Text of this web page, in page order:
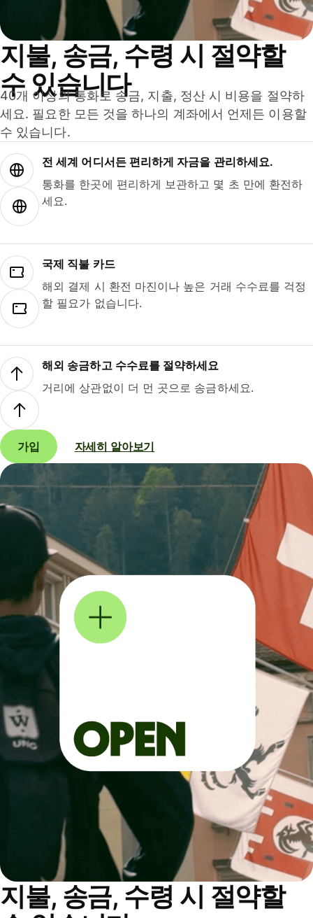
지불, 송금, 수령 시 절약할
수 있습니다
40개 이상의 통화로 송금, 지출, 정산 시 비용을 절약하
세요. 필요한 모든 것을 하나의 계좌에서 언제든 이용할
수 있습니다.
전 세계 어디서든 편리하게 자금을 관리하세요.
통화를 한곳에 편리하게 보관하고 몇 초 만에 환전하
세요.
국제 직불 카드
해외 결제 시 환전 마진이나 높은 거래 수수료를 걱정
할 필요가 없습니다.
해외 송금하고 수수료를 절약하세요
거리에 상관없이 더 먼 곳으로 송금하세요.
가입 자세히 알아보기
지불, 송금, 수령 시 절약할